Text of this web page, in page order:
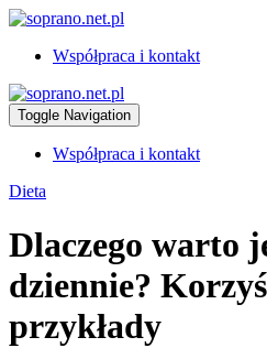
Współpraca i kontakt
Toggle Navigation
Współpraca i kontakt
Dieta
Dlaczego warto
dziennie?
przykłady